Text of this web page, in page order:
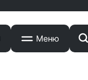
Меню